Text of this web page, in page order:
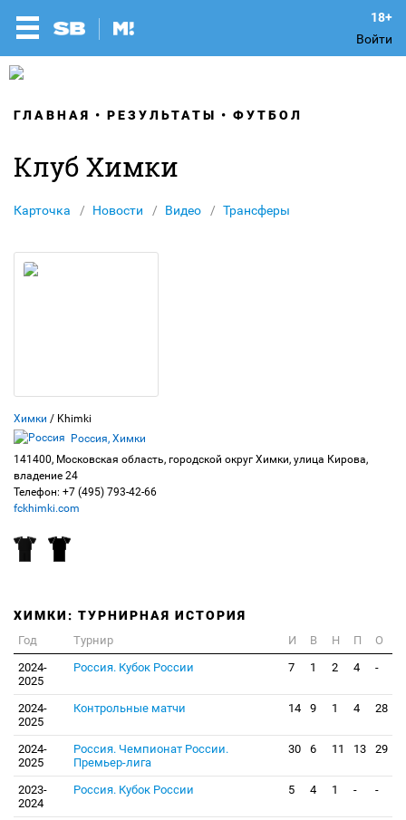
Войти
ГЛАВНАЯ РЕЗУЛЬТАТЫ ФУТБОЛ
Клуб Химки
Карточка Новости Видео Трансферы
Химки / Khimki
Россия, Химки
141400, Московская область, городской округ Химки, улица Кирова,
владение 24
Телефон: +7 (495) 793-42-66
fckhimki.com
ХИМКИ: ТУРНИРНАЯ ИСТОРИЯ
Год Турнир И В Н П
О
2024-
2025
Россия. Кубок России 7 1 2 4 -
2024-
2025
Контрольные матчи 14 9 1 4 28
2024-
2025
Россия. Чемпионат России.
Премьер-лига
30 6 11 13 29
2023-
2024
Россия. Кубок России 5 4 1 - -